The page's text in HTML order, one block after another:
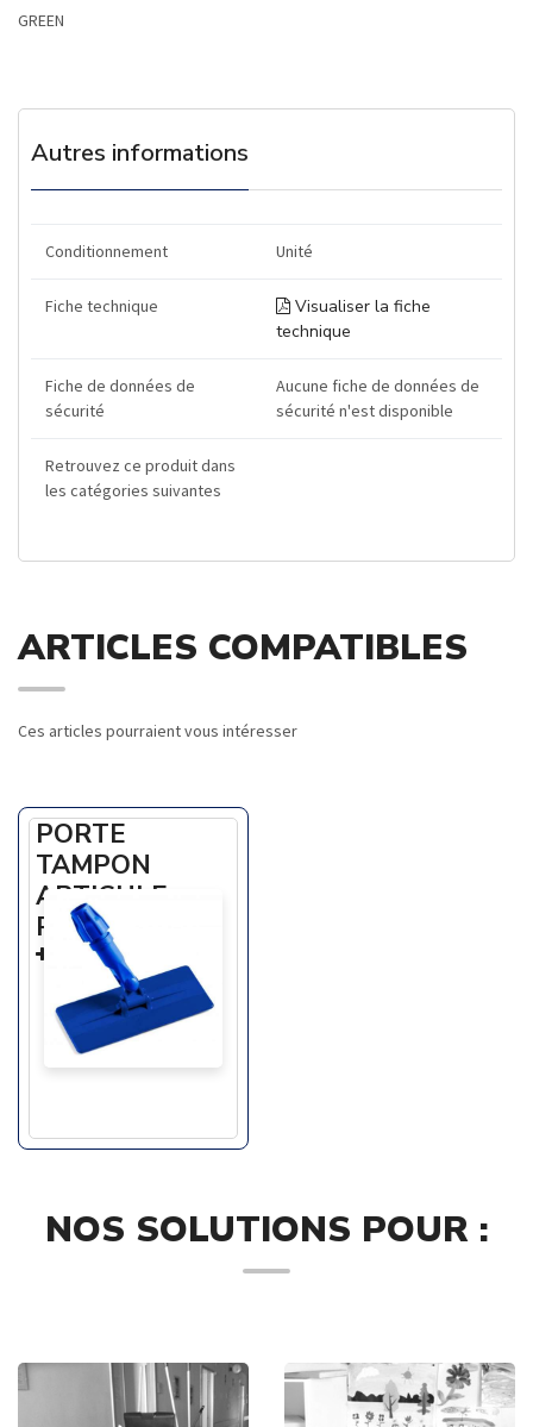
GREEN
Autres informations
Conditionnement Unité
Fiche technique
Visualiser la fiche
technique
Fiche de données de
sécurité
Aucune fiche de données de
sécurité n'est disponible
Retrouvez ce produit dans
les catégories suivantes
ARTICLES COMPATIBLES
Ces articles pourraient vous intéresser
PORTE
TAMPON
ARTICULE
POUR PAD
En savoir +
NOS SOLUTIONS POUR :